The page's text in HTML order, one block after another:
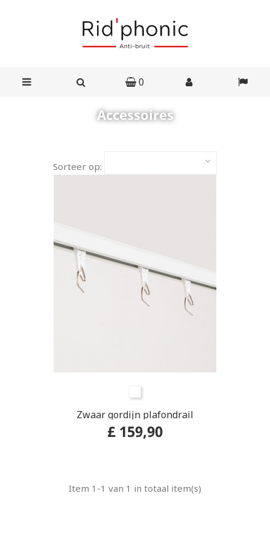
0
Accessoires
Sorteer op:
Zwaar gordijn plafondrail
£ 159,90
Item 1-1 van 1 in totaal item(s)